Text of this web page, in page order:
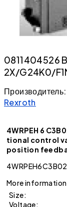
0811404526
2X/G24K0/
Производитель:
Rexroth
4WRPEH 6
tional control
position
More
Size:
Voltage: